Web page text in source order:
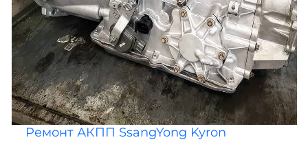
Ремонт АКПП SsangYong Kyron